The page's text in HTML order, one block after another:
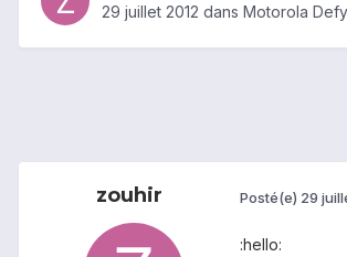
29 juillet 2012 dans Motorola
zouhir Posté(e) 29
:hello: